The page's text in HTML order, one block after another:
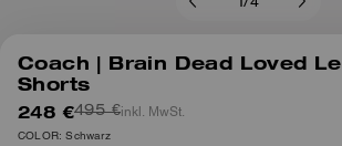
/4
Coach | Brain Dead Loved
Shorts
248 €495 €inkl. MwSt.
COLOR: Schwarz